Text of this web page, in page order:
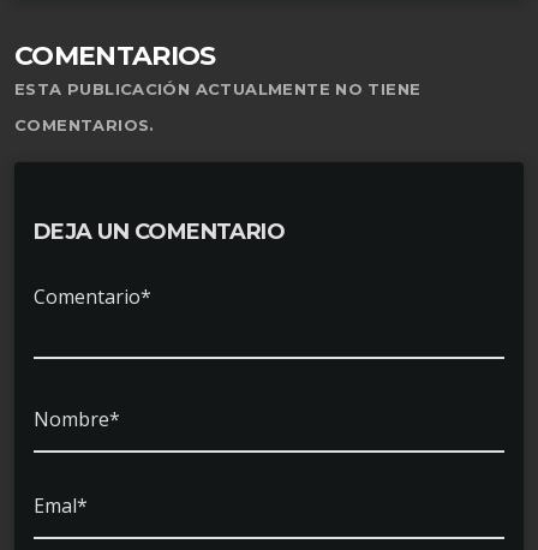
COMENTARIOS
ESTA PUBLICACIÓN ACTUALMENTE NO TIENE
COMENTARIOS.
DEJA UN COMENTARIO
Comentario*
Nombre*
Emal*